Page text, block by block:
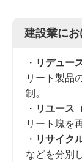
建設業に
・ リデュー
リート製品
制。
・ リユース
リート塊を
・ リサイク
などを分別